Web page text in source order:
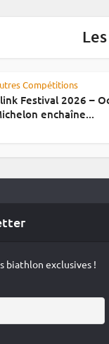
Compétitions
Festival 2026 –
enchaîne...
biathlon exclusives !